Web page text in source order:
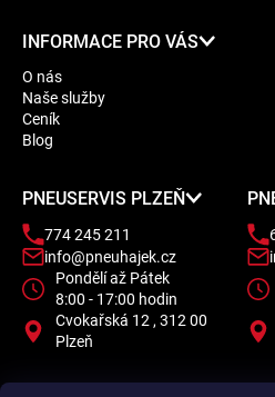
INFORMACE PRO VÁS
O nás
Naše služby
Ceník
Blog
PNEUSERVIS PLZEŇ
774 245 211
info@pneuhajek.cz
Pondělí až Pátek
8:00 - 17:00 hodin
Cvokařská 12 , 312 00
Plzeň